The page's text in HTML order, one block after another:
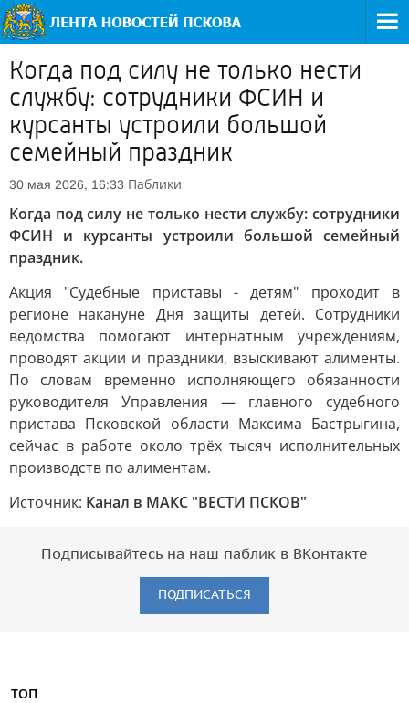
Когда под силу не только нести
службу: сотрудники ФСИН и
курсанты устроили большой
семейный праздник
30 мая 2026, 16:33 Паблики
Когда под силу не только нести службу: сотрудники
ФСИН и курсанты устроили большой семейный
праздник.
Акция "Судебные приставы - детям" проходит в
регионе накануне Дня защиты детей. Сотрудники
ведомства помогают интернатным учреждениям,
проводят акции и праздники, взыскивают алименты.
По словам временно исполняющего обязанности
руководителя Управления — главного судебного
пристава Псковской области Максима Бастрыгина,
сейчас в работе около трёх тысяч исполнительных
производств по алиментам.
Источник: Канал в МАКС "ВЕСТИ ПСКОВ"
Подписывайтесь на наш паблик в ВКонтакте
ПОДПИСАТЬСЯ
ТОП